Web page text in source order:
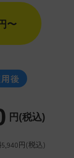
〜
後
円(税込)
円(税込)